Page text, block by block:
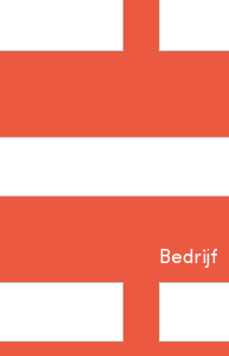
Bedrijf